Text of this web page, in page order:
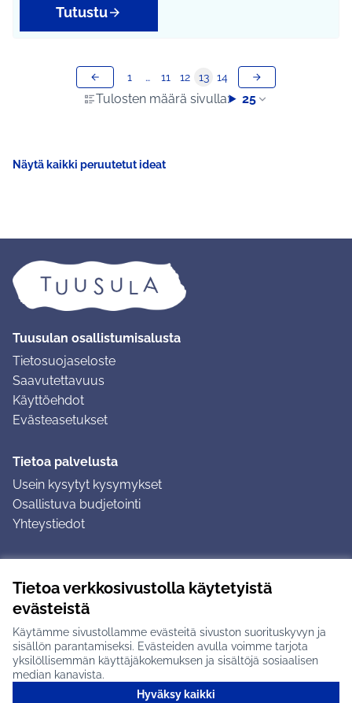
Tietoa verkkosivustolla käytetyistä
evästeistä
Käytämme sivustollamme evästeitä sivuston suorituskyvyn ja
sisällön parantamiseksi. Evästeiden avulla voimme tarjota
yksilöllisemmän käyttäjäkokemuksen ja sisältöjä sosiaalisen
median kanavista.
Hyväksy kaikki
Tutustu
Tulosten määrä sivulla: 25
1 … 11 12 13 14
Näytä kaikki peruutetut ideat
Tuusulan osallistumisalusta
Tietosuojaseloste
Saavutettavuus
Käyttöehdot
Evästeasetukset
Tietoa palvelusta
Usein kysytyt kysymykset
Osallistuva budjetointi
Yhteystiedot
Ohjeet kirjautumiseen
Ohjeet kommentin jättämiseen